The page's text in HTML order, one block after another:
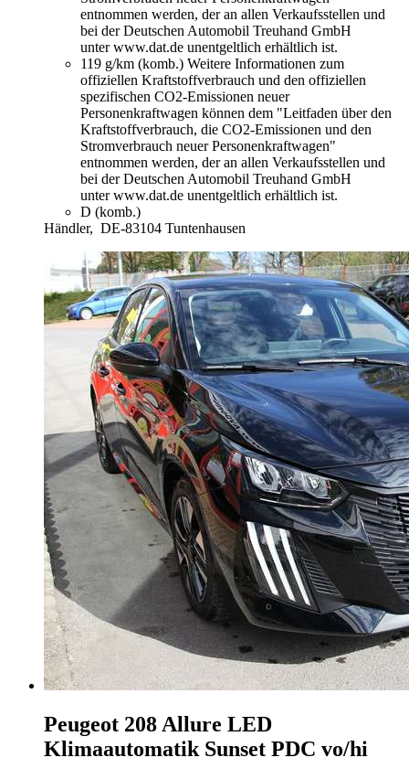
entnommen werden, der an allen Verkaufsstellen und
bei der Deutschen Automobil Treuhand GmbH
unter www.dat.de unentgeltlich erhältlich ist.
119 g/km (komb.) Weitere Informationen zum
offiziellen Kraftstoffverbrauch und den offiziellen
spezifischen CO2-Emissionen neuer
Personenkraftwagen können dem "Leitfaden über den
Kraftstoffverbrauch, die CO2-Emissionen und den
Stromverbrauch neuer Personenkraftwagen"
entnommen werden, der an allen Verkaufsstellen und
bei der Deutschen Automobil Treuhand GmbH
unter www.dat.de unentgeltlich erhältlich ist.
D (komb.)
Händler, DE-83104 Tuntenhausen
Peugeot 208Allure LED
Klimaautomatik Sunset PDC vo/hi